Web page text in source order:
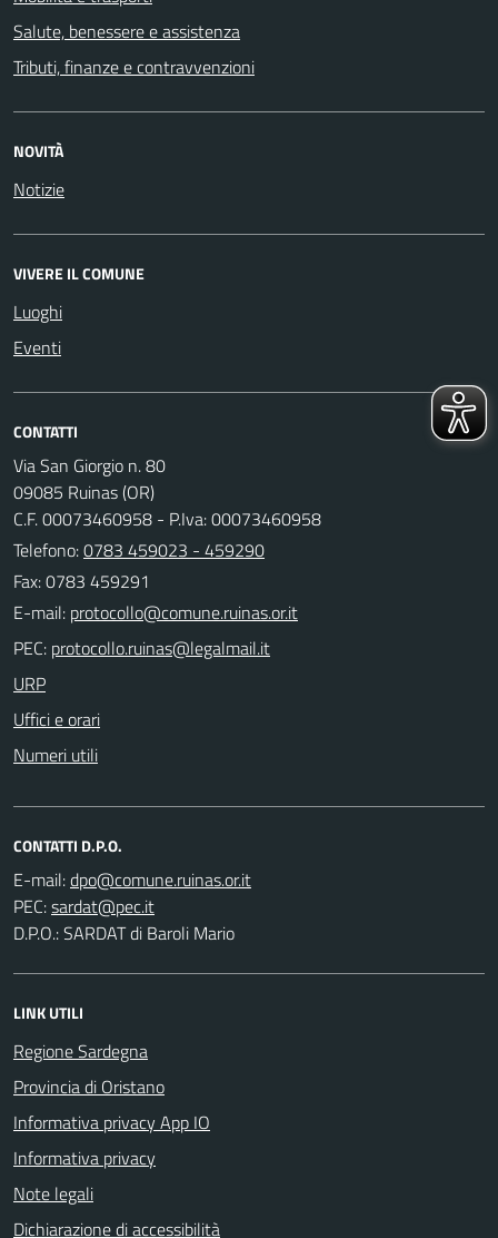
Salute, benessere e assistenza
Tributi, finanze e contravvenzioni
NOVITÀ
Notizie
VIVERE IL COMUNE
Luoghi
Eventi
CONTATTI
Via San Giorgio n. 80
09085 Ruinas (OR)
C.F. 00073460958 - P.Iva: 00073460958
Telefono:0783 459023 - 459290
Fax: 0783 459291
E-mail:
PEC:
URP
Uffici e orari
Numeri utili
CONTATTI D.P.O.
E-mail:
PEC:
D.P.O.: SARDAT di Baroli Mario
LINK UTILI
Regione Sardegna
Provincia di Oristano
Informativa privacy App IO
Informativa privacy
Note legali
Dichiarazione di accessibilità